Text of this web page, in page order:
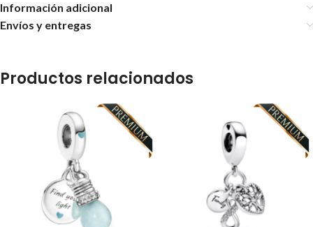
Información adicional
Envíos y entregas
Productos relacionados